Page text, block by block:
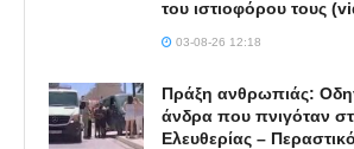
του ιστιοφόρου τους
03-08-26 12:18
Πράξη ανθρωπιάς:
άνδρα που πνιγόταν
Ελευθερίας –